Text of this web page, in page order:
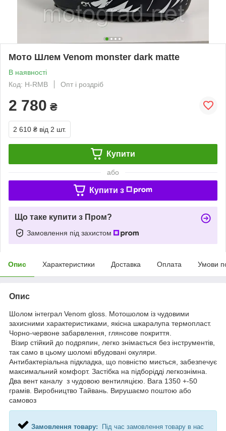
Мото Шлем Venom monster dark matte
В наявності
Код: H-RMB
Опт і роздріб
2 780 ₴
2 610 ₴ від 2 шт.
Купити
або
Купити з
Що таке купити з Пром?
Замовлення під захистом
Опис Характеристики Доставка Оплата Умови
Опис
Шолом інтеграл Venom gloss. Мотошолом із чудовими
захисними характеристиками, якісна шкаралупа термопласт.
Чорно-червоне забарвлення, глянсове покриття.
Візир стійкий до подряпин, легко знімається без інструментів,
так само в цьому шоломі вбудовані окуляри.
Антибактеріальна підкладка, що повністю миється, забезпечує
максимальний комфорт. Застібка на підборідді легкознімна.
Два вент каналу з чудовою вентиляцією. Вага 1350 +-50
грамів. Виробництво Тайвань. Вирушаємо поштою або
самовоз
Замовлення товару:
Під час замовлення товару в нас